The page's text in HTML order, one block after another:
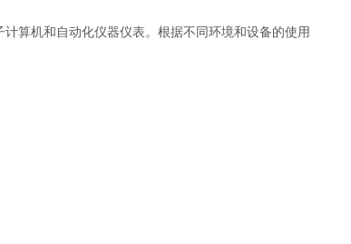
算机和自动化仪器仪表。根据不同环境和设备的使用